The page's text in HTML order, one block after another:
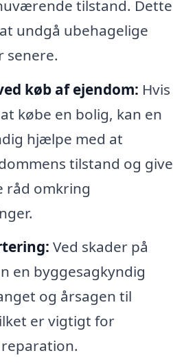
tilstand. Dette
undgå ubehagelige
senere.
køb af ejendom: Hvis
købe en bolig, kan en
hjælpe med at
tilstand og give
råd omkring
Ved skader på
en byggesagkyndig
og årsagen til
er vigtigt for